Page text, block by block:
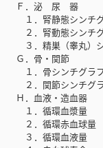
Ｆ．泌 尿 器
１．腎静態シンチ
２．腎動態シンチ
３．精巣（睾丸）シ
Ｇ．骨・関節
１．骨シンチグラ
２．関節シンチグ
Ｈ．血液・造血器
１．循環血漿量
２．循環赤血球量
３．循環血液量